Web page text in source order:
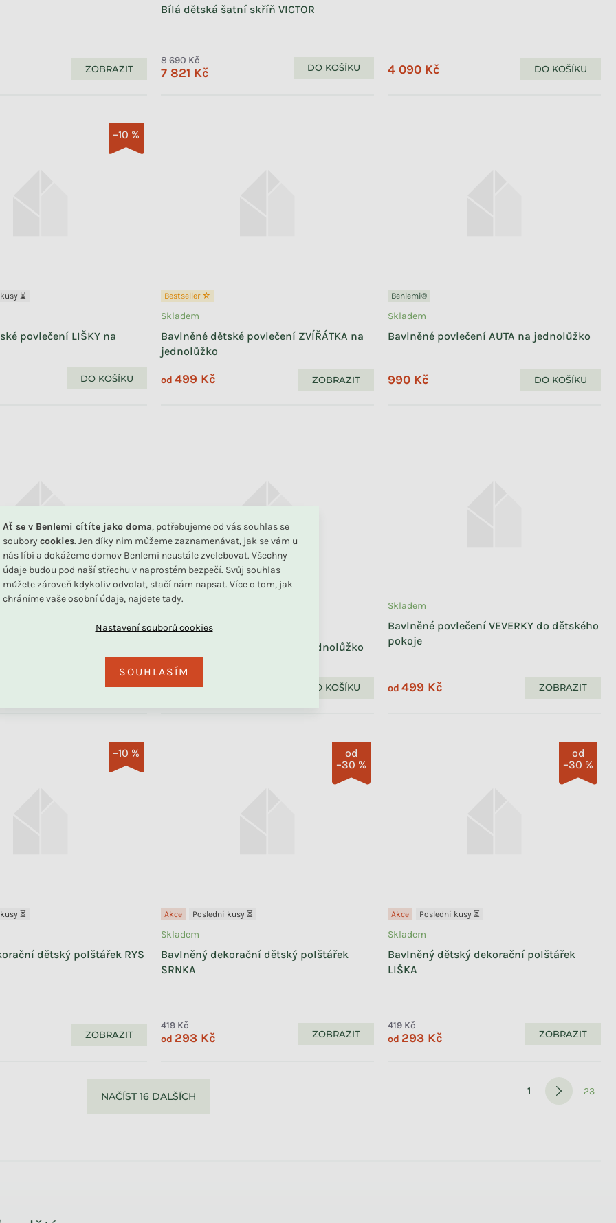
Ať se v Benlemi cítíte jako doma, potřebujeme od vás souhlas se
soubory cookies. Jen díky nim můžeme zaznamenávat, jak se vám u
nás líbí a dokážeme domov Benlemi neustále zvelebovat. Všechny
údaje budou pod naší střechu v naprostém bezpečí. Svůj souhlas
můžete zároveň kdykoliv odvolat, stačí nám napsat. Více o tom, jak
chráníme vaše osobní údaje, najdetetady.
SOUHLASÍM
ZOBRAZIT
Bílá dětská šatní skříň VICTOR
8 690 Kč
7 821 Kč DO KOŠÍKU 4 090 Kč DO KOŠÍKU
–10 %
⏳
povlečení LIŠKY na
DO KOŠÍKU
Bestseller ☆
Bavlněné dětské povlečení ZVÍŘÁTKA na
jednolůžko
Skladem
od 499 Kč ZOBRAZIT
Benlemi®
Bavlněné povlečení AUTA na jednolůžko
Skladem
990 Kč DO KOŠÍKU
LESNÍ ZVÍŘATA na
DO KOŠÍKU
Benlemi®
Bavlněné povlečení MÍČE na jednolůžko
Skladem
990 Kč DO KOŠÍKU
Bavlněné povlečení VEVERKY do dětského
pokoje
Skladem
od 499 Kč ZOBRAZIT
–10 %
⏳
dětský polštářek RYS
ZOBRAZIT
od
–30 %
Akce Poslední kusy ⏳
Bavlněný dekorační dětský polštářek
SRNKA
Skladem
419 Kč
od 293 Kč ZOBRAZIT
od
–30 %
Akce Poslední kusy ⏳
Bavlněný dětský dekorační polštářek
LIŠKA
Skladem
419 Kč
od 293 Kč ZOBRAZIT
NAČÍST 16 DALŠÍCH 1 23
PŘEJÍT DO KOŠÍKU